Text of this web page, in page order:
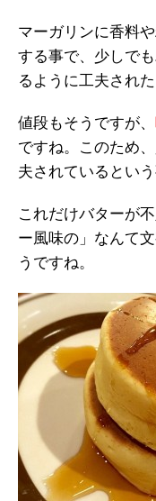
マーガリンに香料
する事で、少しで
るように工夫され
値段もそうですが、
ですね。このため
夫されているという
これだけバターが
ー風味の」なんて
うですね。